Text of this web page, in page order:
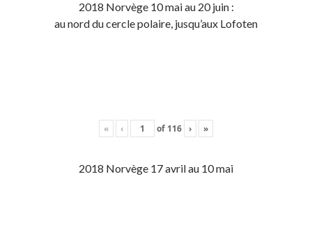
2018 Norvège 10 mai au 20 juin :
au nord du cercle polaire, jusqu’aux Lofoten
« ‹ of 116 › »
2018 Norvège 17 avril au 10 mai